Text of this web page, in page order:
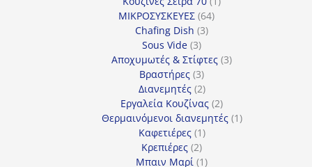
ΜΙΚΡΟΣΥΣΚΕΥΕΣ 6464
Chafing Dish 33
Sous Vide 33
προϊόντα
Αποχυμωτές & Στίφτες 33
Βραστήρες 33
προϊόντα
Διανεμητές 22
προϊόντα
Εργαλεία Κουζίνας 22
προϊόντα
Θερμαινόμενοι διανεμητές 11
Καφετιέρες 11
προϊόν
Κρεπιέρες 22
προϊόντα
Μπαιν Μαρί 11